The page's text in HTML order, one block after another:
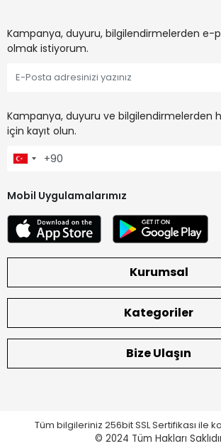
Kampanya, duyuru, bilgilendirmelerden e-
olmak istiyorum.
Kampanya, duyuru ve bilgilendirmelerden
için kayıt olun.
Mobil Uygulamalarımız
Kurumsal
Kategoriler
Bize Ulaşın
Tüm bilgileriniz 256bit SSL Sertifikası ile
© 2024 Tüm Hakları